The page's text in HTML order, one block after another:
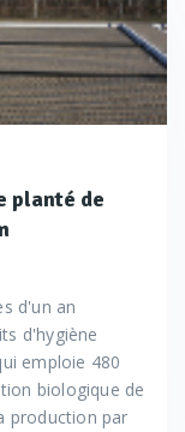
planté de
d'un an
d'hygiène
emploie 480
biologique de
production par